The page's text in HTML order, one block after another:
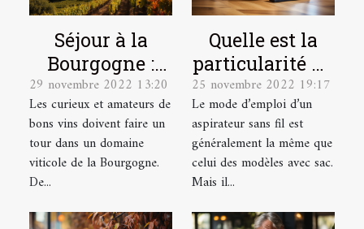
Séjour à la
Bourgogne :
quel domaine
viticole visiter
?
29 novembre 2022 13:20
Les curieux et amateurs de
bons vins doivent faire un
tour dans un domaine
viticole de la Bourgogne.
De...
Quelle est la
particularité du
mode d’emploi
d’un aspirateur
sans sacs ?
25 novembre 2022 19:17
Le mode d’emploi d’un
aspirateur sans fil est
généralement la même que
celui des modèles avec sac.
Mais il...